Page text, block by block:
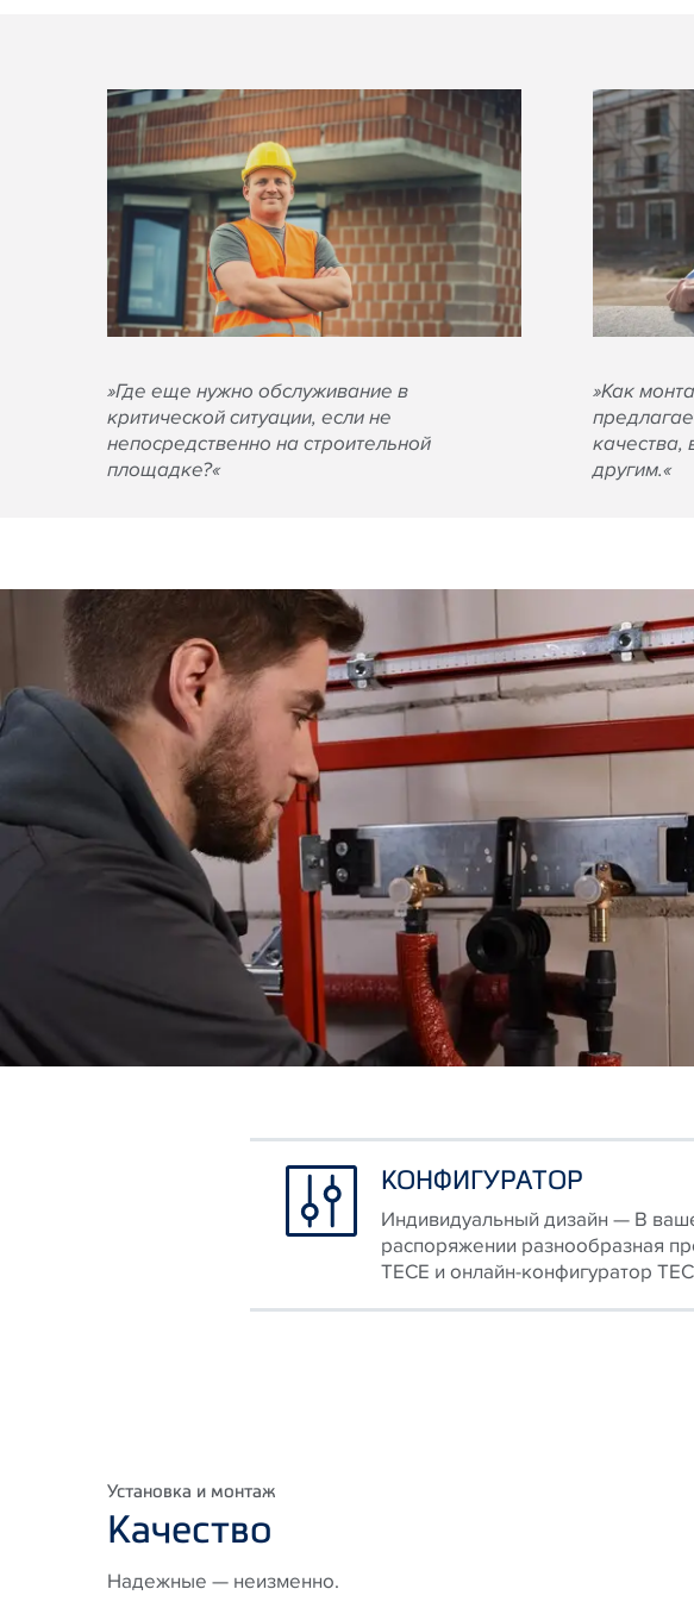
»Где еще нужно обслуживание в
критической ситуации, если не
непосредственно на строительной
площадке?«
»Как
другим.«
КОНФИГУРАТОР
Индивидуальный дизайн — В
распоряжении разнообразная
TECE и онлайн-конфигуратор
Установка и монтаж
Качество
Надежные — неизменно.